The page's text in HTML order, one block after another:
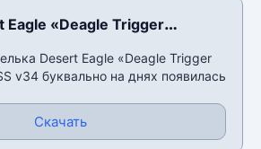
«Deagle Trigger
v34
Desert Eagle «Deagle Trigger
v34 буквально на днях появилась
Скачать